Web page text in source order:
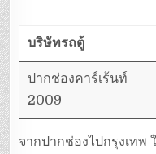
บริษัทรถตู้
ปากช่องคาร์เร้นท์
2009
จากปากช่องไปกรุงเทพ